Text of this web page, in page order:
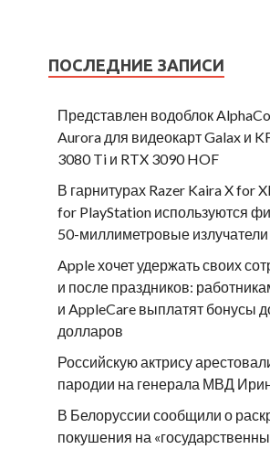
ПОСЛЕДНИЕ ЗАПИСИ
Представлен водоблок
Aurora для видеокарт Galax и
3080 Ti и RTX 3090 HOF
В гарнитурах Razer Kaira X for
for PlayStation используются
50-миллиметровые
Apple хочет удержать своих
и после праздников:
и AppleCare выплатят бонусы
долларов
Российскую актрису
пародии на генерала МВД
В Белоруссии сообщили о
покушения на